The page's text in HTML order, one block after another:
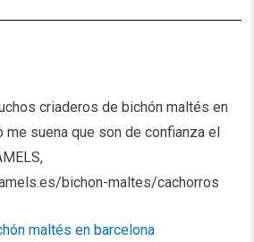
criaderos de bichón maltés en
me suena que son de confianza el
bichon-maltes/cachorros
maltés en barcelona